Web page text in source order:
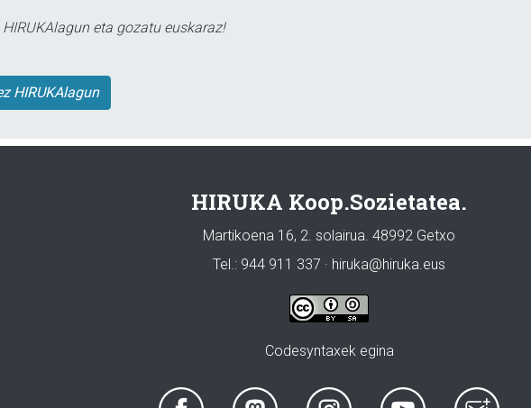
eta gozatu euskaraz!
HIRUKAlagun
HIRUKA Koop.Sozietatea.
Martikoena 16, 2. solairua. 48992 Getxo
Tel.: 944 911 337 · hiruka@hiruka.eus
Codesyntaxek egina